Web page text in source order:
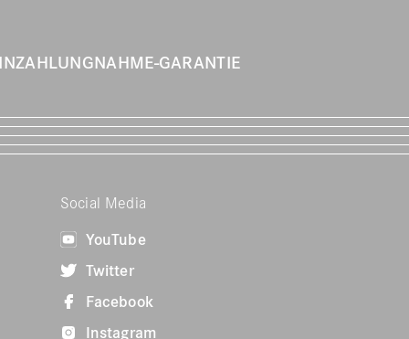
GARANTIE
Social Media
YouTube
Twitter
Facebook
Instagram